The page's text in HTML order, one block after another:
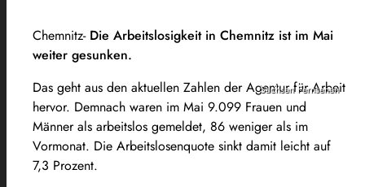
Chemnitz- Die Arbeitslosigkeit in Chemnitz ist im Mai
weiter gesunken.
Sachsen Fernsehen
Das geht aus den aktuellen Zahlen der Agentur für Arbeit
hervor. Demnach waren im Mai 9.099 Frauen und
Männer als arbeitslos gemeldet, 86 weniger als im
Vormonat. Die Arbeitslosenquote sinkt damit leicht auf
7,3 Prozent.